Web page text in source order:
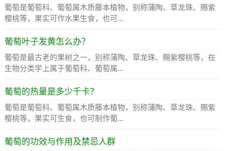
葡萄是葡萄科、葡萄属木质藤本植物，别称蒲陶、草龙珠、赐紫
樱桃等，果实可作水果生食，也可...
葡萄叶子发黄怎么办？
葡萄是最古老的果树之一，别称蒲陶、草龙珠、赐紫樱桃等，在
生物分类学上属于葡萄科、葡萄属...
葡萄的热量是多少千卡？
葡萄是葡萄科、葡萄属木质藤本植物，别称蒲陶、草龙珠、赐紫
樱桃等，果实可生食，也可制作葡...
葡萄的功效与作用及禁忌人群